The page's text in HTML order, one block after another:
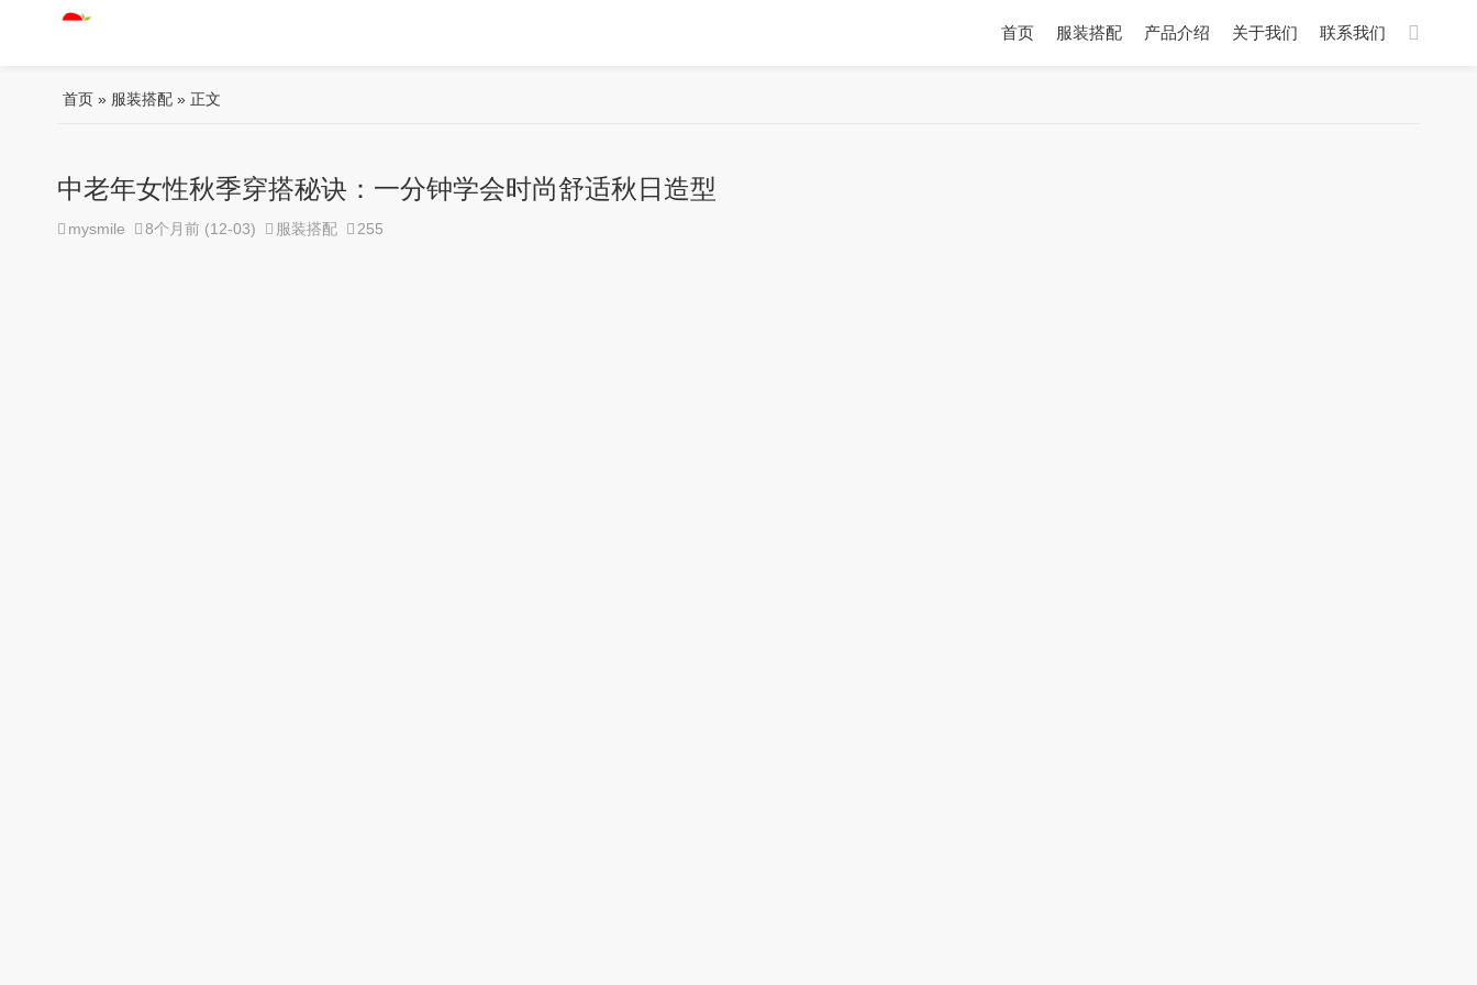
首页 服装搭配 产品介绍 关于我们 联系我们
首页 » 服装搭配 » 正文
中老年女性秋季穿搭秘诀：一分钟学会时尚舒适秋日造型
mysmile 8个月前 (12-03) 服装搭配 255